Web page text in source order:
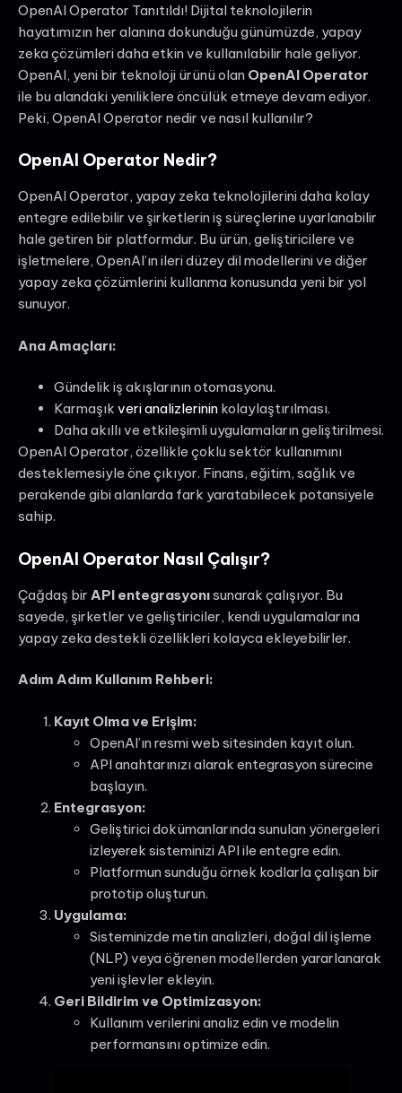
OpenAI Operator Tanıtıldı! Dijital teknolojilerin
hayatımızın her alanına dokunduğu günümüzde, yapay
zeka çözümleri daha etkin ve kullanılabilir hale geliyor.
OpenAI, yeni bir teknoloji ürünü olan OpenAI Operator
ile bu alandaki yeniliklere öncülük etmeye devam ediyor.
Peki, OpenAI Operator nedir ve nasıl kullanılır?
OpenAI Operator Nedir?
OpenAI Operator, yapay zeka teknolojilerini daha kolay
entegre edilebilir ve şirketlerin iş süreçlerine uyarlanabilir
hale getiren bir platformdur. Bu ürün, geliştiricilere ve
işletmelere, OpenAI’ın ileri düzey dil modellerini ve diğer
yapay zeka çözümlerini kullanma konusunda yeni bir yol
sunuyor.
Ana Amaçları:
Gündelik iş akışlarının otomasyonu.
Karmaşık veri analizlerinin kolaylaştırılması.
Daha akıllı ve etkileşimli uygulamaların geliştirilmesi.
OpenAI Operator, özellikle çoklu sektör kullanımını
desteklemesiyle öne çıkıyor. Finans, eğitim, sağlık ve
perakende gibi alanlarda fark yaratabilecek potansiyele
sahip.
OpenAI Operator Nasıl Çalışır?
Çağdaş bir API entegrasyonısunarak çalışıyor. Bu
sayede, şirketler ve geliştiriciler, kendi uygulamalarına
yapay zeka destekli özellikleri kolayca ekleyebilirler.
Adım Adım Kullanım Rehberi:
Kayıt Olma ve Erişim:
OpenAI’ın resmi web sitesinden kayıt olun.
API anahtarınızı alarak entegrasyon sürecine
başlayın.
Entegrasyon:
Geliştirici dokümanlarında sunulan yönergeleri
izleyerek sisteminizi API ile entegre edin.
Platformun sunduğu örnek kodlarla çalışan bir
prototip oluşturun.
Uygulama:
Sisteminizde metin analizleri, doğal dil işleme
(NLP) veya öğrenen modellerden yararlanarak
yeni işlevler ekleyin.
Geri Bildirim ve Optimizasyon:
Kullanım verilerini analiz edin ve modelin
performansını optimize edin.